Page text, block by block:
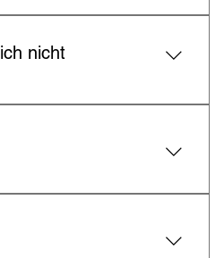
nicht
Tagen nach Erhalt Ihrer
Sie, dass bestimmte
beachten.